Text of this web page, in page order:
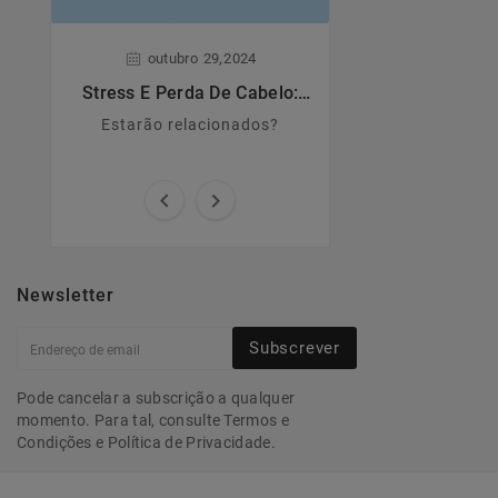
outubro 29, 2024
Stress E Perda De Cabelo:
Estarão relacionados?
 
Newsletter
Subscrever
Pode cancelar a subscrição a qualquer
momento. Para tal, consulte Termos e
Condições e Política de Privacidade.